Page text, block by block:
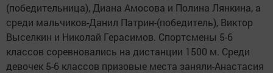
(победительница), Диана Амосова и Полина Лянкина, а
среди мальчиков-Данил Патрин-(победитель), Виктор
Выселкин и Николай Герасимов. Спортсмены 5-6
классов соревновались на дистанции 1500 м. Среди
девочек 5-6 классов призовые места заняли-Анастасия